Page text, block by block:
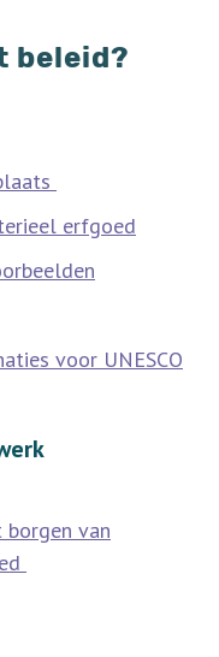
beleid?
erfgoed
voor UNESCO
borgen van